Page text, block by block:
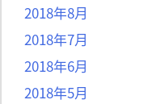
2018年8月
2018年7月
2018年6月
2018年5月